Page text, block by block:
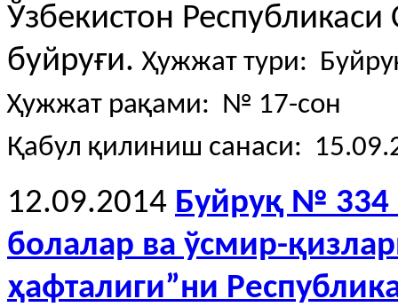
Ўзбекистон
буйруғи.Ҳужжат тури:
Ҳужжат рақами: № 17-сон
Қабул қилиниш санаси:
12.09.2014 Буйруқ № 334
болалар ва ўсмир-
ҳафталиги”ни